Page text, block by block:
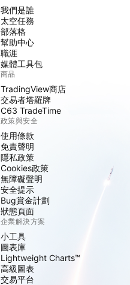
我們是誰
太空任務
部落格
幫助中心
職涯
媒體工具包
商品
TradingView商店
交易者塔羅牌
C63 TradeTime
政策與安全
使用條款
免責聲明
隱私政策
Cookies政策
無障礙聲明
安全提示
Bug賞金計劃
狀態頁面
企業解決方案
小工具
圖表庫
Lightweight Charts™
高級圖表
交易平台